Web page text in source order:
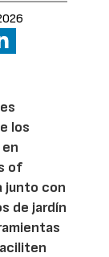
los
of
junto con
de jardín